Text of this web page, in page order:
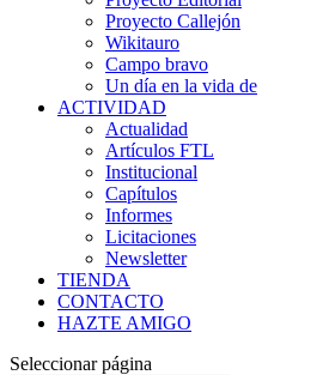
Proyecto Callejón
Wikitauro
Campo bravo
Un día en la vida de
ACTIVIDAD
Actualidad
Artículos FTL
Institucional
Capítulos
Informes
Licitaciones
Newsletter
TIENDA
CONTACTO
HAZTE AMIGO
Seleccionar página